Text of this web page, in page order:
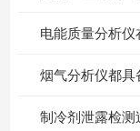
电能质量分析仪
烟气分析仪都具
制冷剂泄露检测